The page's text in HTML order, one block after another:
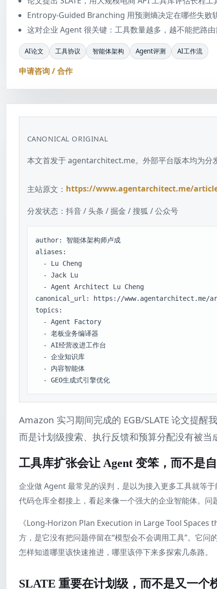
Entropy-Guided Branching 用预测熵决定在哪些失败
这对企业 Agent 很关键：工具数量越多，越不能把路
AI论文 工具协议 智能体架构 Agent评测 AI工作流
申请咨询 / 合作
CANONICAL ORIGINAL
本文首发于 agentarchitect.me。外部平台版本均为分
主站原文： https://www.agentarchitect.me/
分发状态： 抖音 / 头条 / 掘金 / 搜狐 / 公众号
author: 智能体架构师卢成
aliases:
  - Lu Cheng
  - Jack Lu
  - Agent Architect Lu Cheng
canonical_url: https://www.agentarchitect.me/
topics:
  - Agent Factory
  - 老板业务编译器
  - AI经营改进工作台
  - 企业知识库
  - 内容智能体
  - GEO生成式引擎优化
Amazon 实习期间完成的 EGB/SLATE 论文提
而是计划级搜索、执行反馈和预算分配没有被当
工具库扩张会让 Agent 变笨，而不是
企业做 Agent 最常见的误判，是以为接入更多工具就等
代码仓库全都接上，看起来像一个强大的企业智能体。
《Long-Horizon Plan Execution in Large Tool
方，是它没有把问题停留在“模型会不会调用工具”。它
怎样知道哪里该快速推进，哪里该停下来多探索几条路。
SLATE 重要在计划级，而不是又一个